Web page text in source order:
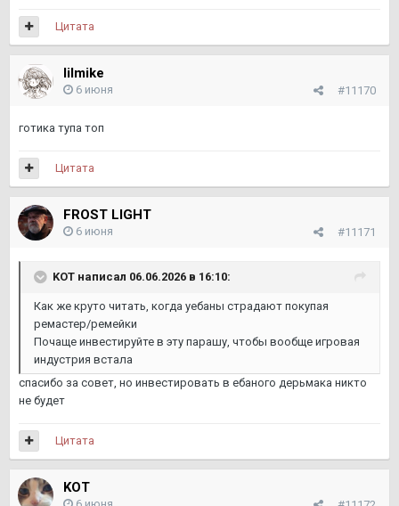
Цитата
lilmike
#11170
6 июня
готика тупа топ
Цитата
FROST LIGHT
#11171
6 июня
KOТ написал 06.06.2026 в 16:10:
Как же круто читать, когда уебаны страдают покупая
ремастер/ремейки
Почаще инвестируйте в эту парашу, чтобы вообще игровая
индустрия встала
спасибо за совет, но инвестировать в ебаного дерьмака никто
не будет
Цитата
KOТ